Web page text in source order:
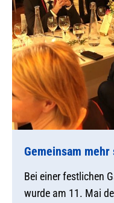
Gemeinsam
Bei einer festlichen
wurde am 11. Mai